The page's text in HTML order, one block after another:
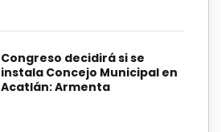
Congreso decidirá si se
instala Concejo Municipal en
Acatlán: Armenta